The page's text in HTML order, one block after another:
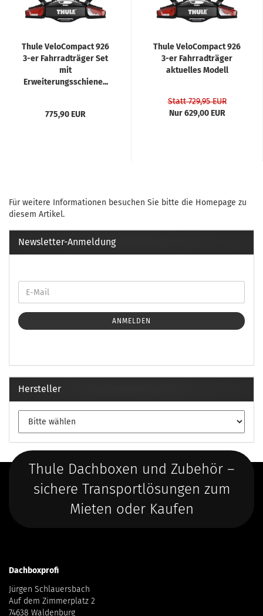
Thule VeloCompact 926
3-er Fahrradträger Set
mit
Erweiterungsschiene...
775,90 EUR
Thule VeloCompact 926
3-er Fahrradträger
aktuelles Modell
Statt 729,95 EUR
Nur 629,00 EUR
Für weitere Informationen besuchen Sie bitte die Homepage zu
diesem Artikel.
Newsletter-Anmeldung
ANMELDEN
Hersteller
Thule Dachboxen und Zubehör –
sichere Transportlösungen zum
Mieten oder Kaufen
Dachboxprofi
Jürgen Schlauersbach
Auf dem Zimmerplatz 2
74638 Waldenburg